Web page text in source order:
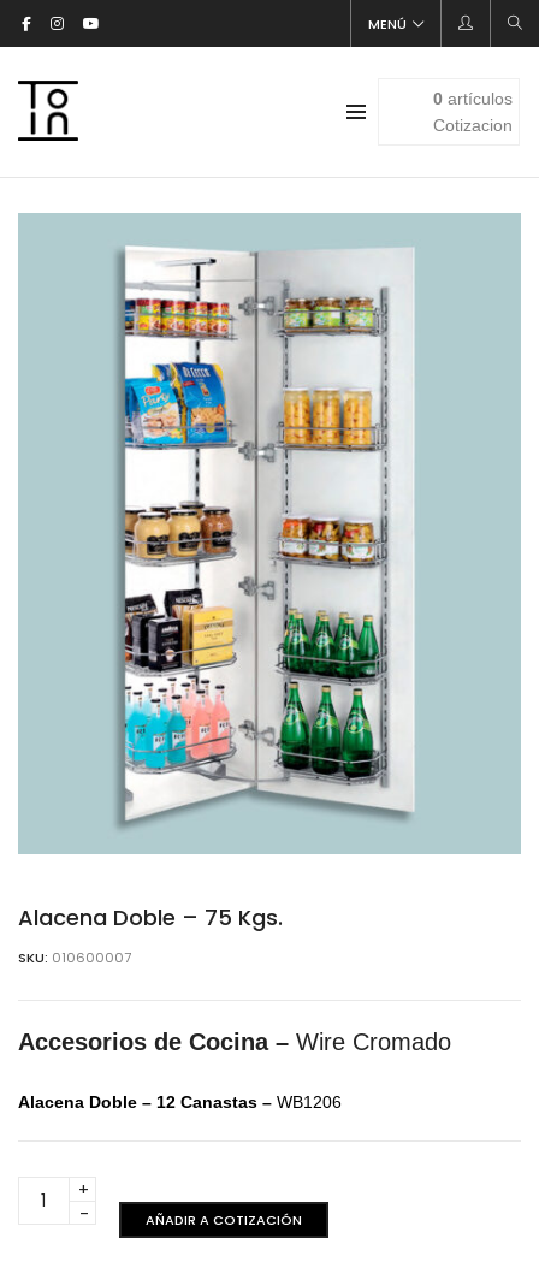
MENÚ
0artículos
Cotizacion
Alacena Doble – 75 Kgs.
SKU: 010600007
Accesorios de Cocina – Wire Cromado
Alacena Doble – 12 Canastas – WB1206
Alacena
Doble
AÑADIR A COTIZACIÓN